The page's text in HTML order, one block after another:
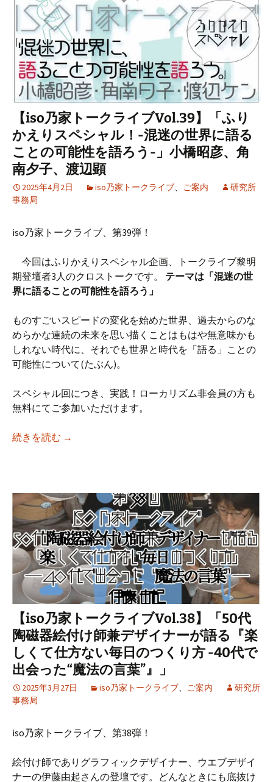
【iso乃家トークライブVol.39】「ふり
かえりスペシャル！-混迷の世界に語る
ことの可能性を語ろう-」小橋昭彦、角
南夕子、渡辺顕
2025年4月2日 iso乃家トークライブ ご案内
研究所
事務局
iso乃家トークライブ、第39弾！
今回はふりかえりスペシャル企画、トークライブ黎明
期登壇者3人のクロストークです。 テーマは「混迷の世
界に語ることの可能性を語ろう」
ものすごいスピードの変化を始めた世界、過去からのな
めらかな連続の未来を思い描くことはもはや無意味かも
しれない時代に、それでも世界と時代を「語る」ことの
可能性について(たぶん)。
スペシャル回につき、実践！ローカリズム非会員の方も
無料にてご参加いただけます。
続きを読む 【iso乃家トークライブVol.39】「ふりかえり
→
【iso乃家トークライブVol.38】「50代
陶磁器絵付け師兼デザイナーが語る『楽
しくて仕方ない毎日のつくり方 -40代で
出会った“魔法の言葉”』」
2025年3月27日 iso乃家トークライブ、 ご案内
研究所
事務局
iso乃家トークライブ、第38弾！
絵付け師でありグラフィックデザイナー、ウエブデザイ
ナーの伊藤由起さんの登壇です。どんなときにも底抜け